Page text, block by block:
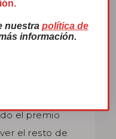
el premio
el resto de
nuestra política de
información.